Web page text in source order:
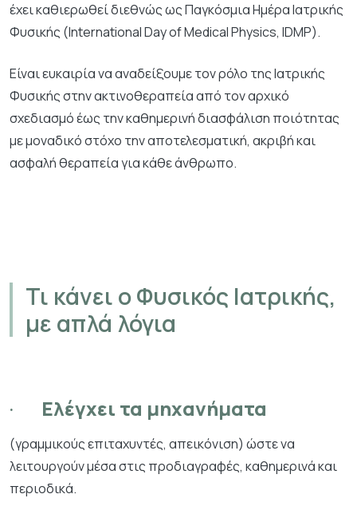
έχει καθιερωθεί διεθνώς ως Παγκόσμια Ημέρα Ιατρικής
Φυσικής (International Day of Medical Physics, IDMP).
Είναι ευκαιρία να αναδείξουμε τον ρόλο της Ιατρικής
Φυσικής στην ακτινοθεραπεία από τον αρχικό
σχεδιασμό έως την καθημερινή διασφάλιση ποιότητας
με μοναδικό στόχο την αποτελεσματική, ακριβή και
ασφαλή θεραπεία για κάθε άνθρωπο.
Τι κάνει ο Φυσικός Ιατρικής,
με απλά λόγια
· Ελέγχει τα μηχανήματα
(γραμμικούς επιταχυντές, απεικόνιση) ώστε να
λειτουργούν μέσα στις προδιαγραφές, καθημερινά και
περιοδικά.